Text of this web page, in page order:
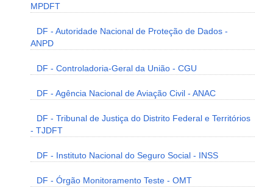
MPDFT
DF - Autoridade Nacional de Proteção de Dados -
ANPD
DF - Controladoria-Geral da União - CGU
DF - Agência Nacional de Aviação Civil - ANAC
DF - Tribunal de Justiça do Distrito Federal e Territórios
- TJDFT
DF - Instituto Nacional do Seguro Social - INSS
DF - Órgão Monitoramento Teste - OMT